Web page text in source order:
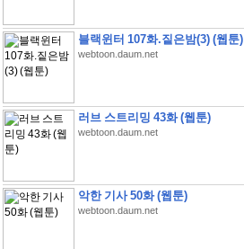
블랙윈터 107화.짙은밤(3) (웹툰)
webtoon.daum.net
러브 스트리밍 43화 (웹툰)
webtoon.daum.net
악한 기사 50화 (웹툰)
webtoon.daum.net